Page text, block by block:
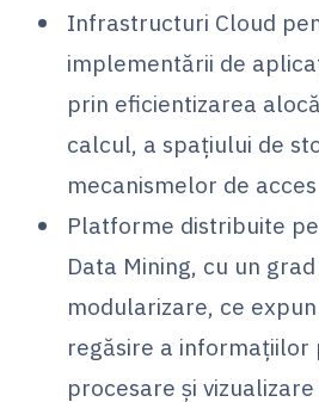
Infrastructuri Cloud
implementării de
prin eficientizarea
calcul, a spațiului de
mecanismelor de
Platforme distribuite
Data Mining, cu un
modularizare, ce
regăsire a informațiilor
procesare și